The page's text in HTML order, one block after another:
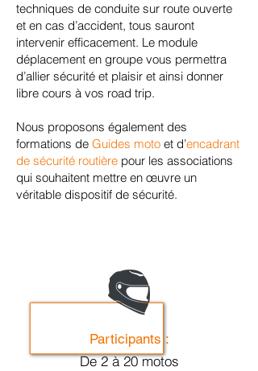
techniques de conduite sur route ouverte
et en cas d’accident, tous sauront
intervenir efficacement. Le module
déplacement en groupe vous permettra
d’allier sécurité et plaisir et ainsi donner
libre cours à vos road trip.
Nous proposons également des
formations de Guides moto et d’encadrant
de sécurité routière pour les associations
qui souhaitent mettre en œuvre un
véritable dispositif de sécurité.
Participants :
De 2 à 20 motos